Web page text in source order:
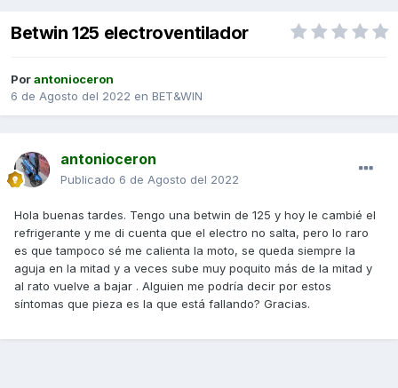
Betwin 125 electroventilador
Porantonioceron
6 de Agosto del 2022 en BET&WIN
antonioceron
Publicado 6 de Agosto del 2022
Hola buenas tardes. Tengo una betwin de 125 y hoy le cambié el
refrigerante y me di cuenta que el electro no salta, pero lo raro
es que tampoco sé me calienta la moto, se queda siempre la
aguja en la mitad y a veces sube muy poquito más de la mitad y
al rato vuelve a bajar . Alguien me podría decir por estos
síntomas que pieza es la que está fallando? Gracias.